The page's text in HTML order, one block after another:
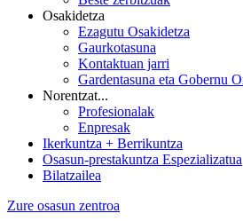
Osakidetza
Ezagutu Osakidetza
Gaurkotasuna
Kontaktuan jarri
Gardentasuna eta Gobernu
Norentzat...
Profesionalak
Enpresak
Ikerkuntza + Berrikuntza
Osasun-prestakuntza Espezializatua
Bilatzailea
Zure osasun zentroa